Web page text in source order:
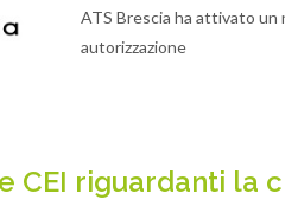
ATS Brescia ha attivato un
autorizzazione
CEI riguardanti la